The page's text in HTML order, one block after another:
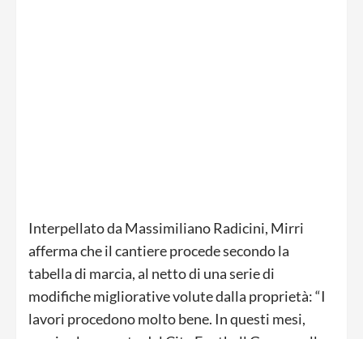
Interpellato da Massimiliano Radicini, Mirri
afferma che il cantiere procede secondo la
tabella di marcia, al netto di una serie di
modifiche migliorative volute dalla proprietà: “I
lavori procedono molto bene. In questi mesi,